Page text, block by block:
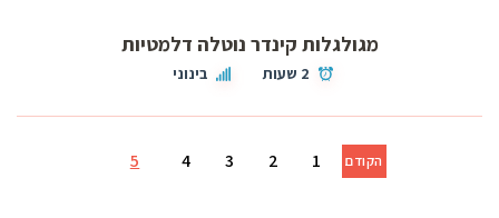
מגולגלות קינדר נוטלה דלמטיות
2 שעות בינוני
הקודם 1
2
3
4
5